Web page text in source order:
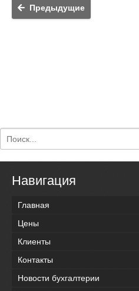
Предыдущие
Навигация
Главная
Цены
Клиенты
Контакты
Новости бухгалтерии